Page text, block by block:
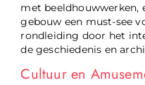
met beeldhouwwerken,
gebouw een must-see
rondleiding door het
de geschiedenis en
Cultuur en